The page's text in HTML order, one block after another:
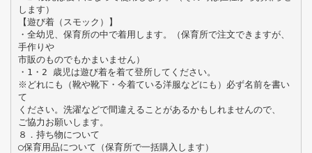
します）
【遊び着（スモック）】
・全幼児、保育所の中で着用します。（保育所で注文できますが、
手作りや
市販のものでもかまいません）
・1・2 歳児は遊び着を着て登所してください。
※どれにも（靴や靴下・今着ている洋服などにも）必ず名前を書い
て
ください。洗濯などで間違えることがあるかもしれませんので、
ご協力お願いします。
８．持ち物について
○保育用品について（保育所で一括購入します）